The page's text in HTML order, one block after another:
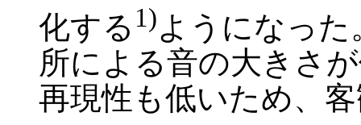
化する 1)ようになっ
所による音の大きさ
再現性も低いため、